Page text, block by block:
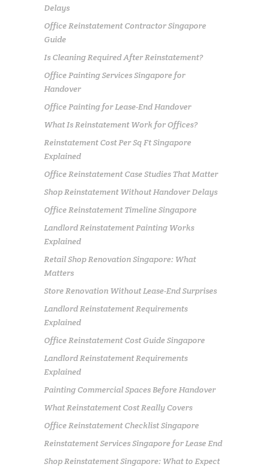
Delays
Office Reinstatement Contractor Singapore
Guide
Is Cleaning Required After Reinstatement?
Office Painting Services Singapore for
Handover
Office Painting for Lease-End Handover
What Is Reinstatement Work for Offices?
Reinstatement Cost Per Sq Ft Singapore
Explained
Office Reinstatement Case Studies That Matter
Shop Reinstatement Without Handover Delays
Office Reinstatement Timeline Singapore
Landlord Reinstatement Painting Works
Explained
Retail Shop Renovation Singapore: What
Matters
Store Renovation Without Lease-End Surprises
Landlord Reinstatement Requirements
Explained
Office Reinstatement Cost Guide Singapore
Landlord Reinstatement Requirements
Explained
Painting Commercial Spaces Before Handover
What Reinstatement Cost Really Covers
Office Reinstatement Checklist Singapore
Reinstatement Services Singapore for Lease End
Shop Reinstatement Singapore: What to Expect